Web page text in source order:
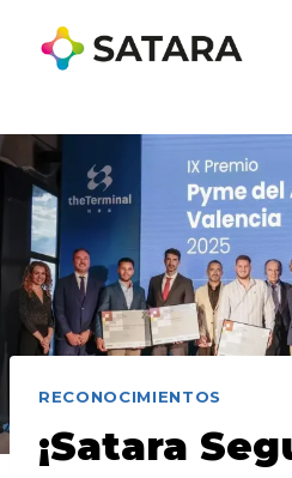
RECONOCIMIENTOS
¡Satara